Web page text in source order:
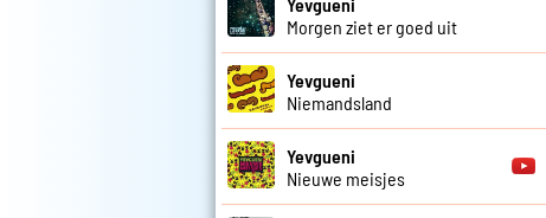
Morgen ziet er goed uit
Yevgueni
Niemandsland
Yevgueni
Nieuwe meisjes